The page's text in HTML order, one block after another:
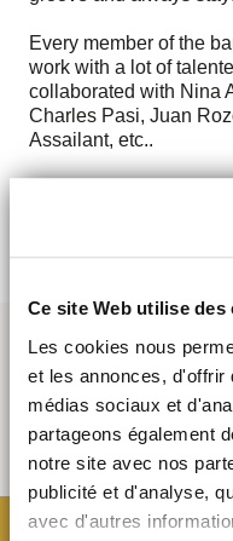
Ce site Web utilise des
Les cookies nous
et les annonces, d'offrir
médias sociaux et
partageons également
notre site avec nos
publicité et d'analyse,
avec d'autres
Every member of the
work with a lot of
collaborated with Nina
Charles Pasi, Juan
Assailant, etc..